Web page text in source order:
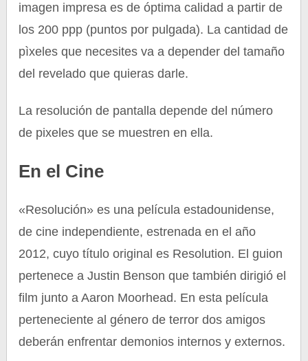
imagen impresa es de óptima calidad a partir de
los 200 ppp (puntos por pulgada). La cantidad de
pìxeles que necesites va a depender del tamaño
del revelado que quieras darle.
La resolución de pantalla depende del número
de pixeles que se muestren en ella.
En el Cine
«Resolución» es una película estadounidense,
de cine independiente, estrenada en el año
2012, cuyo título original es Resolution. El guion
pertenece a Justin Benson que también dirigió el
film junto a Aaron Moorhead. En esta película
perteneciente al género de terror dos amigos
deberán enfrentar demonios internos y externos.